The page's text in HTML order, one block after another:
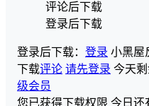
评论后下载
登录后下载
登录后下载： 登录 小黑屋
下载评论 请先登录 今天
级会员
您已获得下载权限 今日还